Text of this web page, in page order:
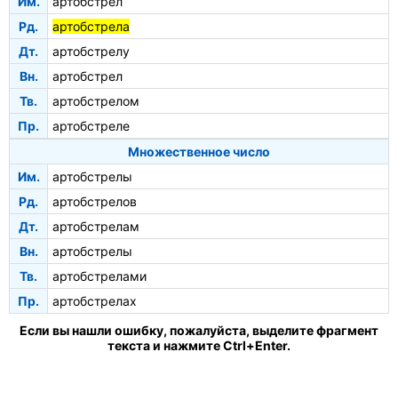
Рд.
артобстрела
Дт.
артобстрелу
Вн.
артобстрел
Тв.
артобстрелом
Пр.
артобстреле
Множественное число
Им.
артобстрелы
Рд.
артобстрелов
Дт.
артобстрелам
Вн.
артобстрелы
Тв.
артобстрелами
Пр.
артобстрелах
Если вы нашли ошибку, пожалуйста, выделите фрагмент
текста и нажмите Ctrl+Enter.